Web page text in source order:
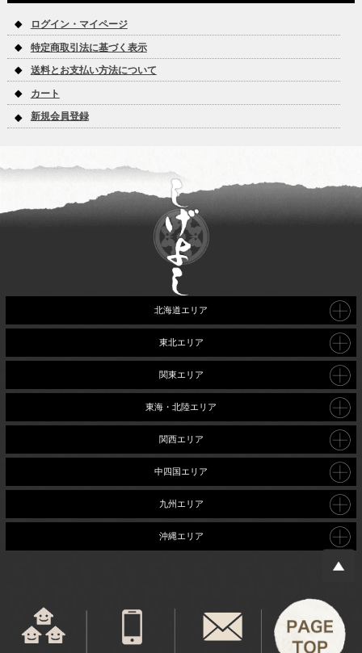
ログイン・マイページ
特定商取引法に基づく表示
送料とお支払い方法について
カート
新規会員登録
北海道エリア
東北エリア
関東エリア
東海・北陸エリア
関西エリア
中四国エリア
九州エリア
沖縄エリア